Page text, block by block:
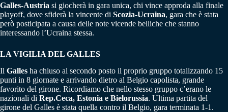
Galles-Austria si giocherà in gara unica, chi vince approda alla finale
playoff, dove sfiderà la vincente di Scozia-Ucraina, gara che è stata
però posticipata a causa delle note vicende belliche che stanno
interessando l’Ucraina stessa.
LA VIGILIA DEL GALLES
Il Galles ha chiuso al secondo posto il proprio gruppo totalizzando 15
punti in 8 giornate e arrivando dietro al Belgio capolista, grande
favorito del girone. Ricordiamo che nello stesso gruppo c’erano le
nazionali di Rep.Ceca, Estonia e Bielorussia. Ultima partita del
girone del Galles è stata quella contro il Belgio, gara terminata 1-1.